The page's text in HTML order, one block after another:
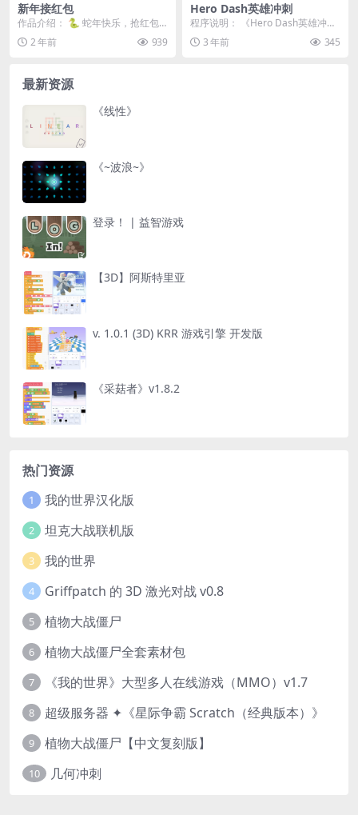
新年接红包
作品介绍： 🐍 蛇年快乐，抢红包
大作战！ 在《新年接红包》游戏
中，财神会在空中发...
2 年前 939
Hero Dash英雄冲刺
程序说明： 《Hero Dash英雄冲
刺》是一款基于Scratch平台开发的
2D...3 年前 345
最新资源
《线性》
《~波浪~》
登录！ | 益智游戏
【3D】阿斯特里亚
v. 1.0.1 (3D) KRR 游戏引擎 开发版
《采菇者》v1.8.2
热门资源
1 我的世界汉化版
2 坦克大战联机版
3 我的世界
4 Griffpatch 的 3D 激光对战 v0.8
5 植物大战僵尸
6 植物大战僵尸全套素材包
7 《我的世界》大型多人在线游戏（MMO）v1.7
8 超级服务器 ✦《星际争霸 Scratch（经典版本）》
9 植物大战僵尸【中文复刻版】
10 几何冲刺